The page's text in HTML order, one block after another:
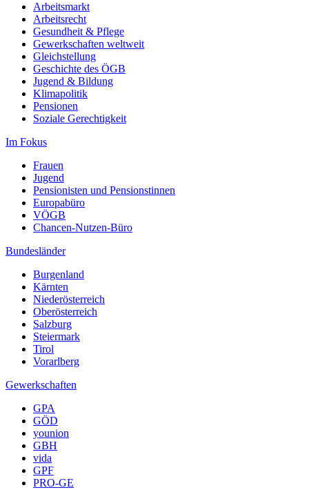
Arbeitsmarkt
Arbeitsrecht
Gesundheit & Pflege
Gewerkschaften weltweit
Gleichstellung
Geschichte des ÖGB
Jugend & Bildung
Klimapolitik
Pensionen
Soziale Gerechtigkeit
Im Fokus
Frauen
Jugend
Pensionisten und Pensionstinnen
Europabüro
VÖGB
Chancen-Nutzen-Büro
Bundesländer
Burgenland
Kärnten
Niederösterreich
Oberösterreich
Salzburg
Steiermark
Tirol
Vorarlberg
Gewerkschaften
GPA
GÖD
younion
GBH
vida
GPF
PRO-GE